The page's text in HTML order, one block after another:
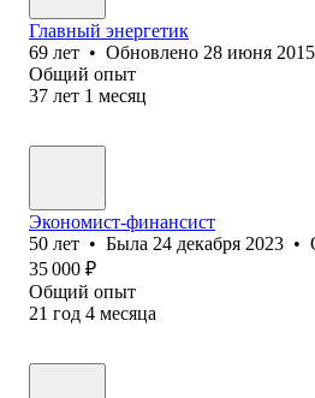
Главный энергетик
69 лет • Обновлено 28 июня 2015
Общий опыт
37 лет 1 месяц
Экономист-финансист
50 лет • Была 24 декабря 2023 •
35 000 ₽
Общий опыт
21 год 4 месяца